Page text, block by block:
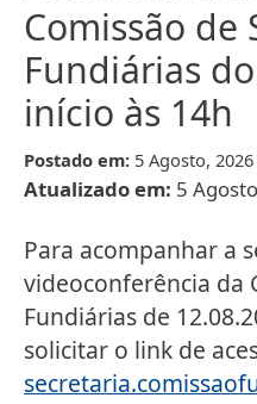
Comissão de
Fundiárias
início às 14h
Postado em: 5 Agosto, 2026
Atualizado em: 5
Para acompanhar a
videoconferência da
Fundiárias de
solicitar o link de